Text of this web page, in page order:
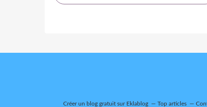
Créer un blog gratuit sur Eklablog Top articles